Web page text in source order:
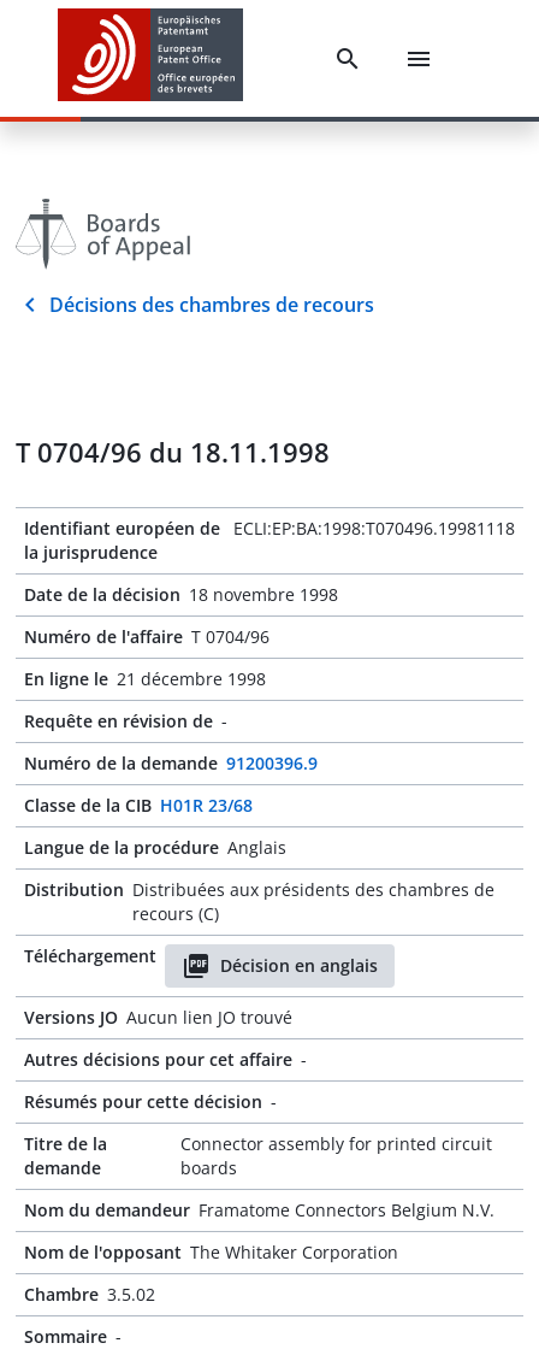
Décisions des chambres de recours
T 0704/96 du 18.11.1998
Identifiant européen de
la jurisprudence
ECLI:EP:BA:1998:T070496.19981118
Date de la décision 18 novembre 1998
Numéro de l'affaire T 0704/96
En ligne le 21 décembre 1998
Requête en révision de -
Numéro de la demande 91200396.9
Classe de la CIB H01R 23/68
Langue de la procédure Anglais
Distribution Distribuées aux présidents des chambres de
recours (C)
Téléchargement
Décision en anglais
Versions JO Aucun lien JO trouvé
Autres décisions pour cet affaire -
Résumés pour cette décision -
Titre de la
demande
Connector assembly for printed circuit
boards
Nom du demandeur Framatome Connectors Belgium N.V.
Nom de l'opposant The Whitaker Corporation
Chambre 3.5.02
Sommaire -